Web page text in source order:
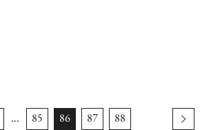
... 85 86 87 88